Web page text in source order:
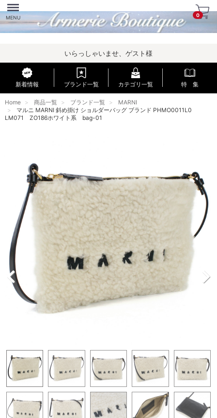
Menu
MENU 0
いらっしゃいませ、ゲスト様
新着情報 ブランド一覧 カテゴリ一覧 特 集
Home 商品一覧 ブランド一覧
MARNI
マルニ MARNI 斜め掛け ショルダーバッグ ブランド PHMO0011L0
LM071 ZO186ホワイト系 bag-01